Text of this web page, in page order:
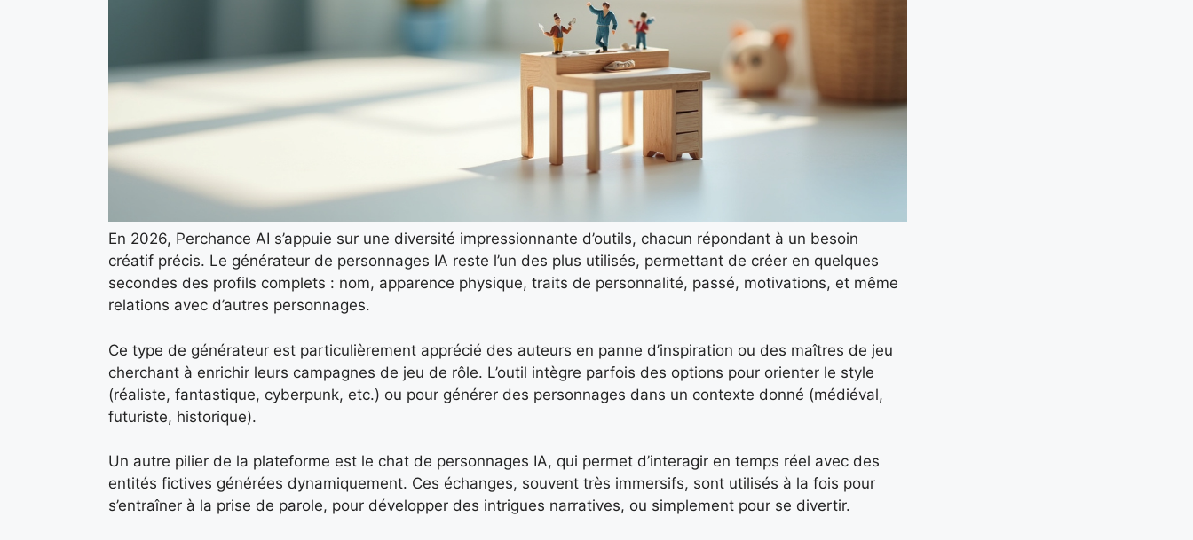
En 2026, Perchance AI s’appuie sur une diversité impressionnante d’outils, chacun répondant à un besoin
créatif précis. Le générateur de personnages IA reste l’un des plus utilisés, permettant de créer en quelques
secondes des profils complets : nom, apparence physique, traits de personnalité, passé, motivations, et même
relations avec d’autres personnages.
Ce type de générateur est particulièrement apprécié des auteurs en panne d’inspiration ou des maîtres de jeu
cherchant à enrichir leurs campagnes de jeu de rôle. L’outil intègre parfois des options pour orienter le style
(réaliste, fantastique, cyberpunk, etc.) ou pour générer des personnages dans un contexte donné (médiéval,
futuriste, historique).
Un autre pilier de la plateforme est le chat de personnages IA, qui permet d’interagir en temps réel avec des
entités fictives générées dynamiquement. Ces échanges, souvent très immersifs, sont utilisés à la fois pour
s’entraîner à la prise de parole, pour développer des intrigues narratives, ou simplement pour se divertir.